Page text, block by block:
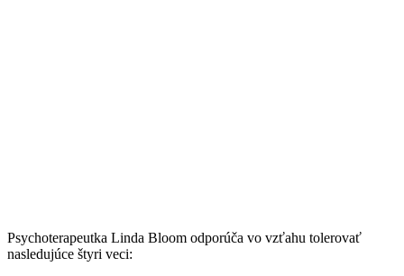
Psychoterapeutka Linda Bloom odporúča vo vzťahu tolerovať
nasledujúce štyri veci: